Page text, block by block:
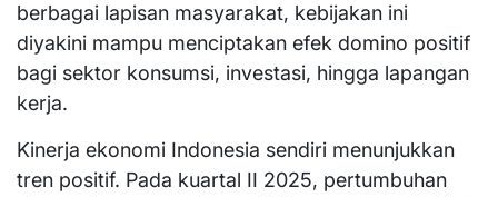
berbagai lapisan masyarakat, kebijakan ini
diyakini mampu menciptakan efek domino positif
bagi sektor konsumsi, investasi, hingga lapangan
kerja.
Kinerja ekonomi Indonesia sendiri menunjukkan
tren positif. Pada kuartal II 2025, pertumbuhan